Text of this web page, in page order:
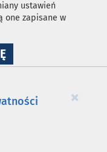
ustawień
one zapisane w
NA
WYKORZYSTANIE
×